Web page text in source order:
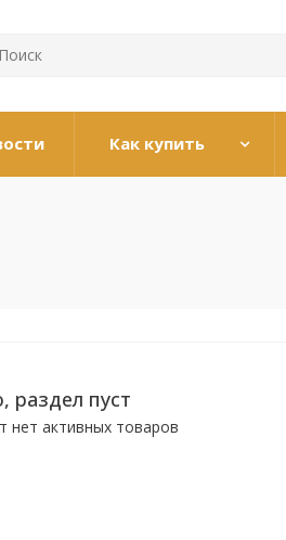
Как купить
раздел пуст
нет активных товаров